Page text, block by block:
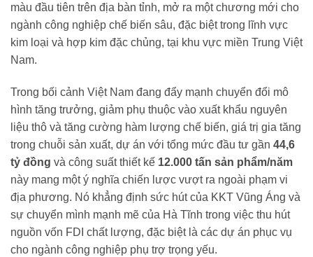
màu đầu tiên trên địa bàn tỉnh, mở ra một chương mới cho
ngành công nghiệp chế biến sâu, đặc biệt trong lĩnh vực
kim loại và hợp kim đặc chủng, tại khu vực miền Trung Việt
Nam.
Trong bối cảnh Việt Nam đang đẩy mạnh chuyển đổi mô
hình tăng trưởng, giảm phụ thuộc vào xuất khẩu nguyên
liệu thô và tăng cường hàm lượng chế biến, giá trị gia tăng
trong chuỗi sản xuất, dự án với tổng mức đầu tư gần 44,6
tỷ đồng và công suất thiết kế 12.000 tấn sản phẩm/năm
này mang một ý nghĩa chiến lược vượt ra ngoài phạm vi
địa phương. Nó khẳng định sức hút của KKT Vũng Áng và
sự chuyển mình mạnh mẽ của Hà Tĩnh trong việc thu hút
nguồn vốn FDI chất lượng, đặc biệt là các dự án phục vụ
cho ngành công nghiệp phụ trợ trọng yếu.